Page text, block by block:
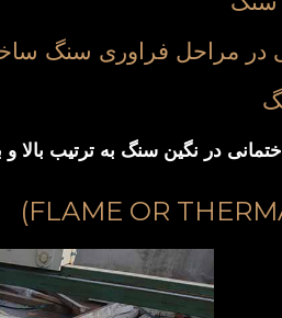
در مراحل فراوری سنگ
در نگین سنگ به ترتیب بالا و